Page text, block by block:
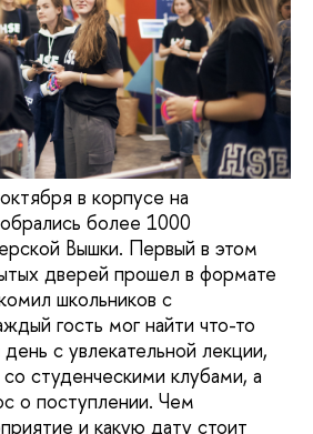
в корпусе на
более 1000
Вышки. Первый в этом
дверей прошел в формате
школьников с
гость мог найти что-то
с увлекательной лекции,
студенческими клубами, а
о поступлении. Чем
и какую дату стоит